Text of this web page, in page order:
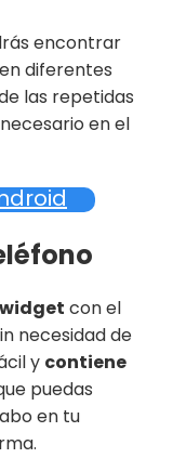
encontrar
diferentes
las repetidas
en el
con el
necesidad de
y contiene
puedas
en tu